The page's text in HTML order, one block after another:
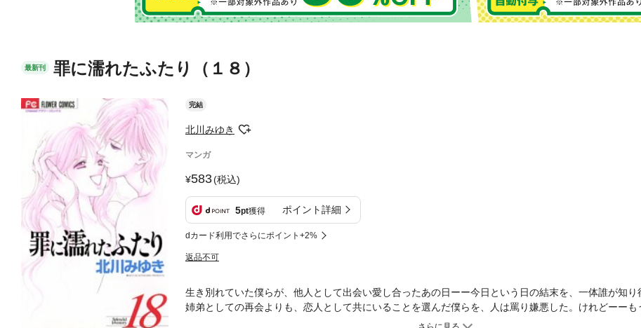
最新刊 罪に濡れたふたり（１８）
完結
北川みゆき
マンガ
583(税込)
5pt獲得 ポイント詳細
dカード利用でさらにポイント+2%
返品不可
生き別れていた僕らが、他人として出会い愛し合ったあの日ーー今日という日の結末を、一体誰が知り
姉弟としての再会よりも、恋人として共にいることを選んだ僕らを、人は罵り嫌悪した。けれどーーも
は2人だけの世界で、永遠に愛し合うと誓ったのだから…。衝撃の完結巻！！